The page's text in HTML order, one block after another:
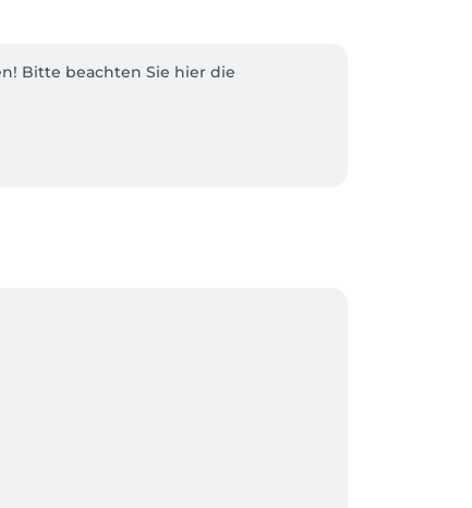
Bitte beachten Sie hier die